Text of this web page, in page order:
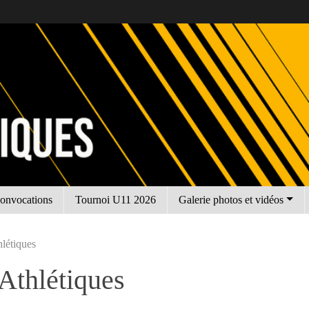
Tournoi U11 2026 Galerie photos et vidéos